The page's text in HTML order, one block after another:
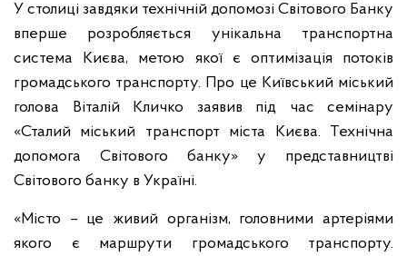
У столиці завдяки технічній допомозі Світового Банку
вперше розробляється унікальна транспортна
система Києва, метою якої є оптимізація потоків
громадського транспорту. Про це Київський міський
голова Віталій Кличко заявив під час семінару
«Сталий міський транспорт міста Києва. Технічна
допомога Світового банку» у представництві
Світового банку в Україні.
«Місто – це живий організм, головними артеріями
якого є маршрути громадського транспорту.